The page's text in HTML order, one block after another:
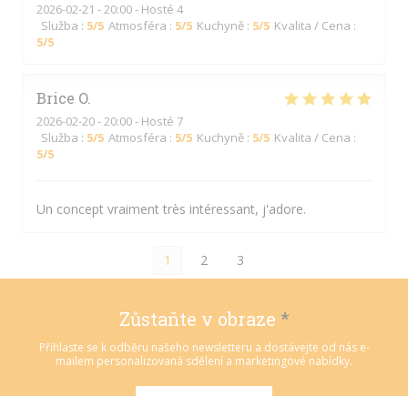
2026-02-21 - 20:00 - Hosté 4
Služba : 5/5 Atmosféra : 5/5 Kuchyně : 5/5 Kvalita / Cena :
5/5
Brice O
2026-02-20- 20:00 - Hosté 7
Služba : 5/5 Atmosféra : 5/5 Kuchyně : 5/5 Kvalita / Cena :
5/5
Un concept vraiment très intéressant, j'adore.
1 2 3
Zůstaňte v obraze *
Přihlaste se k odběru našeho newsletteru a dostávejte od nás e-
mailem personalizovaná sdělení a marketingové nabídky.